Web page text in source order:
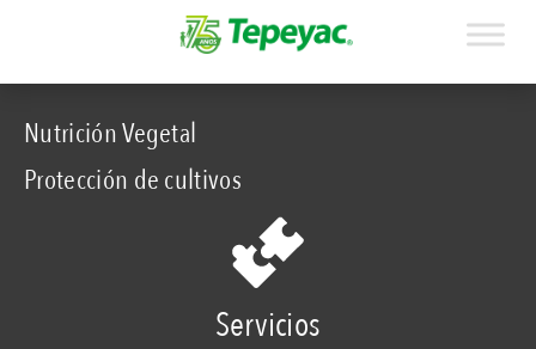
Nutrición Vegetal
Protección de cultivos
Servicios